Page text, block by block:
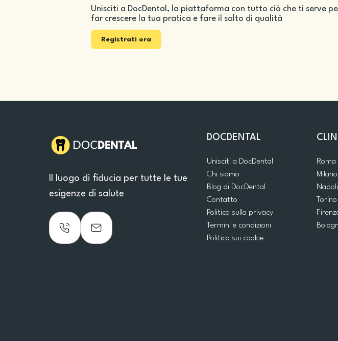
Unisciti a DocDental, la piattaforma con tutto ciò che ti serve
far crescere la tua pratica e fare il salto di qualità
Registrati ora
Il luogo di fiducia per tutte le tue
esigenze di salute
DOCDENTAL
Unisciti a DocDental
Chi siamo
Blog di DocDental
Contatto
Politica sulla privacy
Termini e condizioni
Politica sui cookie
Roma
Milano
Napoli
Torino